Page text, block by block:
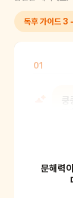
독후 가이드 3
01
쿵
감각 전
감각으
문해력